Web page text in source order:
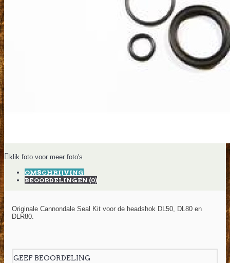
klik foto voor meer foto's
OMSCHRIJVING
BEOORDELINGEN (0)
Originale Cannondale Seal Kit voor de headshok DL50, DL80 en
DLR80.
GEEF BEOORDELING